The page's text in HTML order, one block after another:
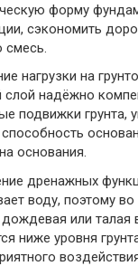
форму
сэкономить
смесь.
нагрузки на
слой надёжно
подвижки грунта,
основания.
дренажных
воду, поэтому
или талая
ниже уровня